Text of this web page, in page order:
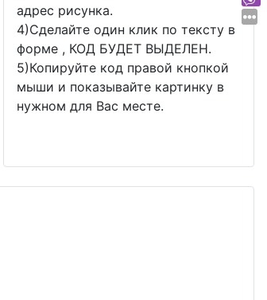
адрес рисунка.
4)Сделайте один клик по тексту в
форме , КОД БУДЕТ ВЫДЕЛЕН.
5)Копируйте код правой кнопкой
мыши и показывайте картинку в
нужном для Вас месте.